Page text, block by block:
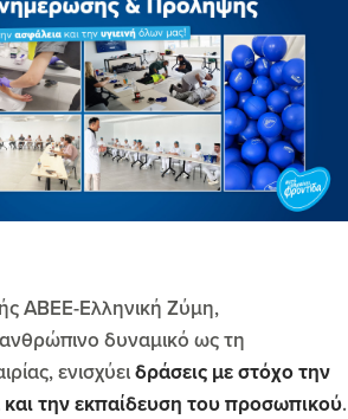
ΑΒΕΕ-Ελληνική Ζύμη,
δυναμικό ως τη
ενισχύειδράσεις με στόχο την
την εκπαίδευση του προσωπικού.